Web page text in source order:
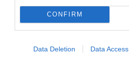
CONFIRM
Data Deletion Data Access